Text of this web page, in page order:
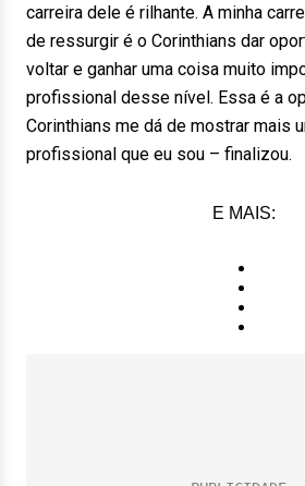
carreira dele é rilhante. A minha
de ressurgir é o Corinthians dar
voltar e ganhar uma coisa muito
profissional desse nível. Essa é a
Corinthians me dá de mostrar mais
profissional que eu sou – finalizou.
E MAIS: